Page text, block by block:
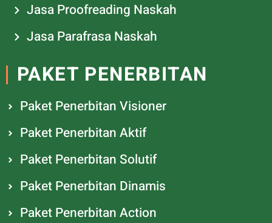
Jasa Proofreading Naskah
Jasa Parafrasa Naskah
PAKET PENERBITAN
Paket Penerbitan Visioner
Paket Penerbitan Aktif
Paket Penerbitan Solutif
Paket Penerbitan Dinamis
Paket Penerbitan Action